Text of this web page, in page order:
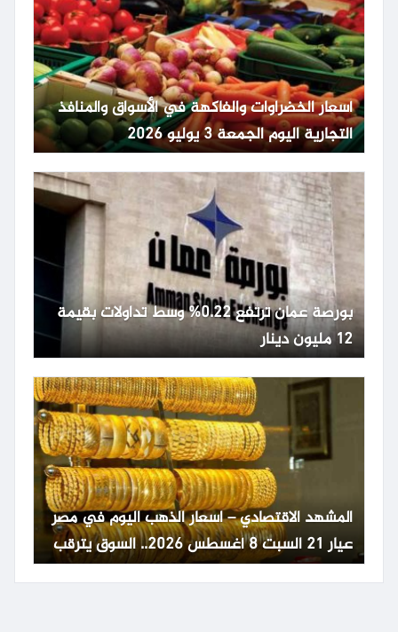
أسعار الخضراوات والفاكهة في الأسواق والمنافذ
التجارية اليوم الجمعة 3 يوليو 2026
بورصة عمان ترتفع 0.22% وسط تداولات بقيمة
12 مليون دينار
المشهد الاقتصادي – اسعار الذهب اليوم في مصر
عيار 21 السبت 8 أغسطس 2026.. السوق يترقب
تطورات عالمية